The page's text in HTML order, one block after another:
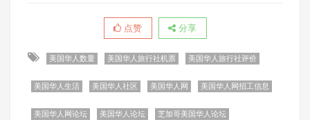
点赞 分享
美国华人数量 美国华人旅行社机票 美国华人旅行社评价
美国华人生活 美国华人社区 美国华人网 美国华人网招工信息
美国华人网论坛 美国华人论坛 芝加哥美国华人论坛